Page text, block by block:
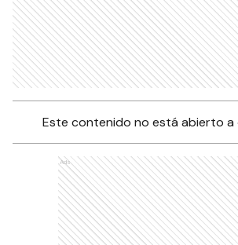
Este contenido no está abierto a
Ads